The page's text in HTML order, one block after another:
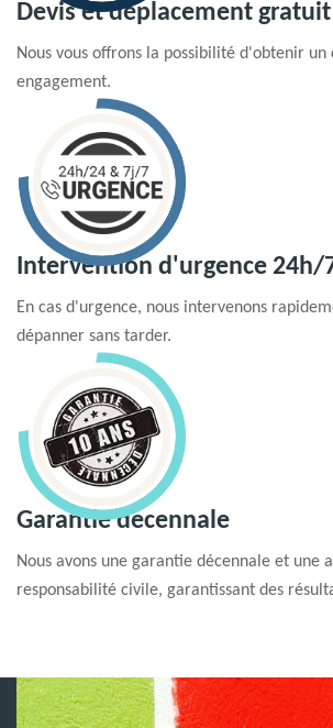
Devis et déplacement gratuit
Nous vous offrons la possibilité d'obtenir un
engagement.
Intervention d'urgence 24h/
En cas d'urgence, nous intervenons
dépanner sans tarder.
Garantie decennale
Nous avons une garantie décennale et une
responsabilité civile, garantissant des